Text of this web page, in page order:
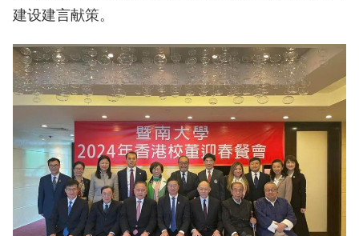
建设建言献策。